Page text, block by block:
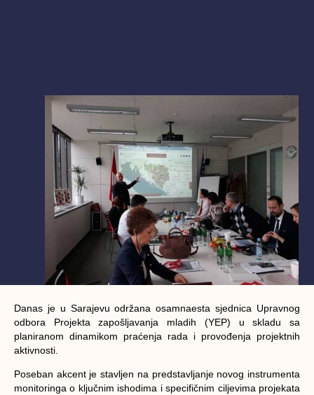
Danas je u Sarajevu održana osamnaesta sjednica Upravnog
odbora Projekta zapošljavanja mladih (YEP) u skladu sa
planiranom dinamikom praćenja rada i provođenja projektnih
aktivnosti.
Poseban akcent je stavljen na predstavljanje novog instrumenta
monitoringa o ključnim ishodima i specifičnim ciljevima projekata